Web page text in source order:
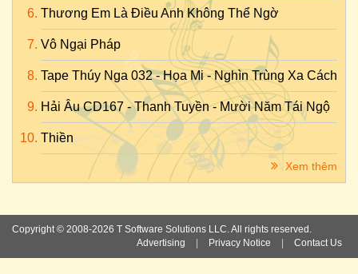
Thương Em Là Điều Anh Không Thể Ngờ
Vô Ngại Pháp
Tape Thúy Nga 032 - Họa Mi - Nghìn Trùng Xa Cách
Hải Âu CD167 - Thanh Tuyền - Mười Năm Tái Ngộ
Thiền
Xem thêm
Copyright © 2008-2026 T Software Solutions LLC. All rights reserved.
Advertising
Privacy Notice Contact Us